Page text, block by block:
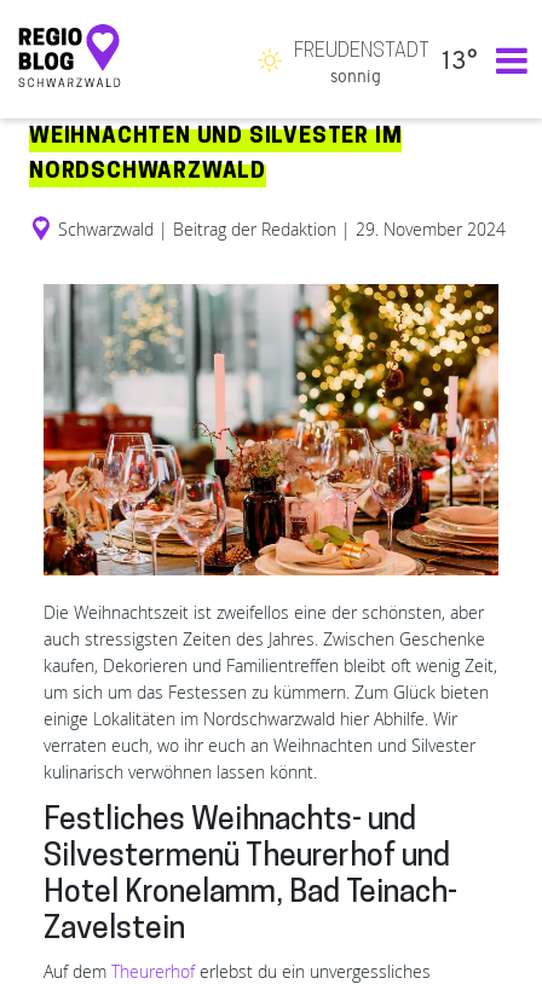
Hauptnavigation
FREUDENSTADT
sonnig
13°
WEIHNACHTEN UND SILVESTER IM
NORDSCHWARZWALD
Schwarzwald | Beitrag der Redaktion | 29. November 2024
Die Weihnachtszeit ist zweifellos eine der schönsten, aber
auch stressigsten Zeiten des Jahres. Zwischen Geschenke
kaufen, Dekorieren und Familientreffen bleibt oft wenig Zeit,
um sich um das Festessen zu kümmern. Zum Glück bieten
einige Lokalitäten im Nordschwarzwald hier Abhilfe. Wir
verraten euch, wo ihr euch an Weihnachten und Silvester
kulinarisch verwöhnen lassen könnt.
Festliches Weihnachts- und
Silvestermenü Theurerhof und
Hotel Kronelamm, Bad Teinach-
Zavelstein
Auf dem Theurerhoferlebst du ein unvergessliches